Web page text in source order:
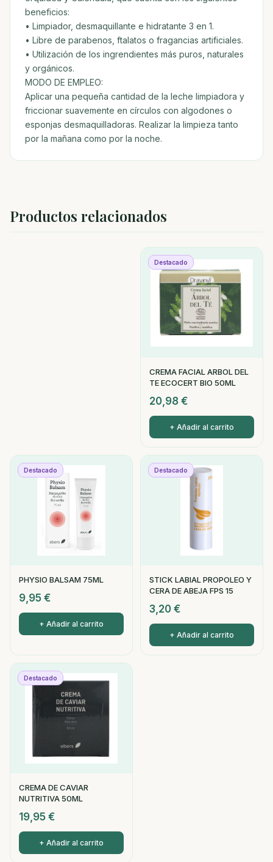
beneficios:
• Limpiador, desmaquillante e hidratante 3 en 1.
• Libre de parabenos, ftalatos o fragancias artificiales.
• Utilización de los ingrendientes más puros, naturales
y orgánicos.
MODO DE EMPLEO:
Aplicar una pequeña cantidad de la leche limpiadora y
friccionar suavemente en círculos con algodones o
esponjas desmaquilladoras. Realizar la limpieza tanto
por la mañana como por la noche.
Productos relacionados
Destacado
CREMA FACIAL ARBOL DEL
TE ECOCERT BIO 50ML
20,98 €
+ Añadir al carrito
Destacado
PHYSIO BALSAM 75ML
9,95 €
+ Añadir al carrito
Destacado
STICK LABIAL PROPOLEO Y
CERA DE ABEJA FPS 15
3,20 €
+ Añadir al carrito
Destacado
CREMA DE CAVIAR
NUTRITIVA 50ML
19,95 €
+ Añadir al carrito